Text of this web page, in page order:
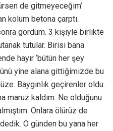
de gitmeyeceğim’
kolum betona çarptı.
gördüm. 3 kişiyle birlikte
tutular. Birisi bana
hayır ‘bütün her şey
yine alana gittiğimizde bu
Baygınlık geçirenler oldu.
maruz kaldım. Ne olduğunu
Onlara ölürüz de
dedik. O günden bu yana her